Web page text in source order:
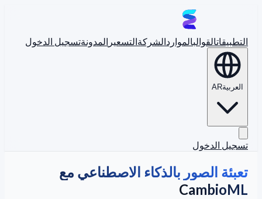
التطبيقاتالقوالبالمواردالشركةالتسعير المدونةتسجيل الدخول
العربيةAR
تسجيل الدخول
تعبئة الصور بالذكاء الاصطناعي مع
CambioML